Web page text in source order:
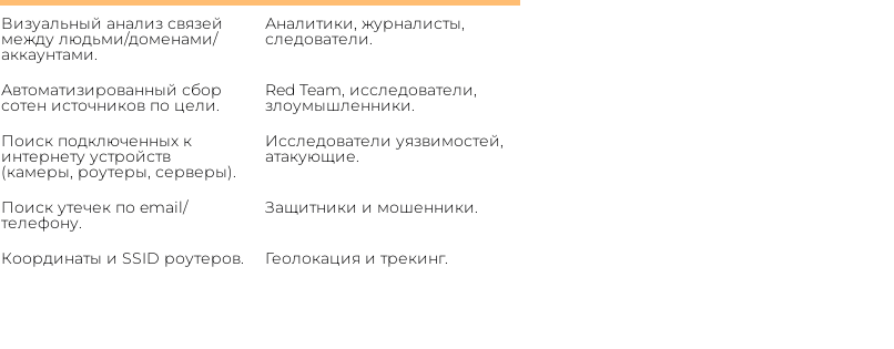
Визуальный анализ связей
между людьми/доменами/
аккаунтами.
Аналитики, журналисты,
следователи.
Автоматизированный сбор
сотен источников по цели.
Red Team, исследователи,
злоумышленники.
Поиск подключенных к
интернету устройств
(камеры, роутеры, серверы).
Исследователи уязвимостей,
атакующие.
Поиск утечек по email/
телефону.
Защитники и мошенники.
Координаты и SSID роутеров. Геолокация и трекинг.